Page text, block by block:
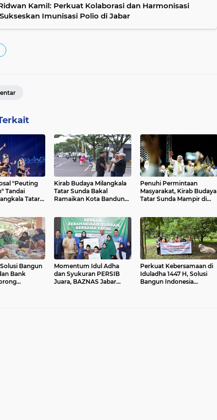
Kamil: Perkuat Kolaborasi dan Harmonisasi
Imunisasi Polio di Jabar
"Peuting
Tandai
Tatar
Kirab Budaya Milangkala
Tatar Sunda Bakal
Ramaikan Kota Bandung
Penuhi Permintaan
Masyarakat, Kirab Budaya
Tatar Sunda Mampir di
Bangun
Bank
Momentum Idul Adha
dan Syukuran PERSIB
Juara, BAZNAS Jabar
Perkuat Kebersamaan di
Iduladha 1447 H, Solusi
Bangun Indonesia